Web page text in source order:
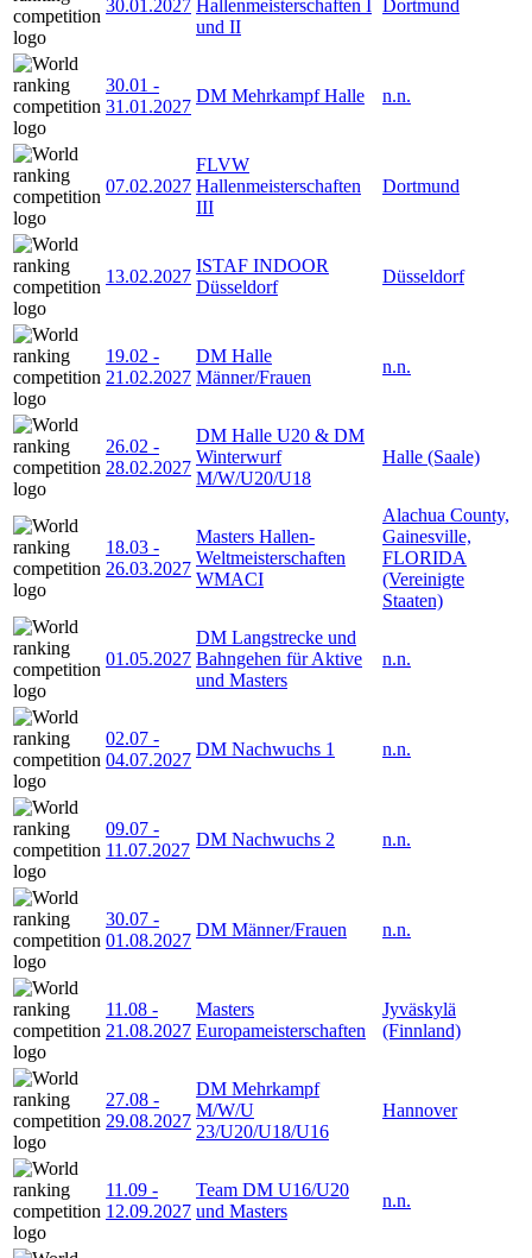
30.01.2027 Hallenmeisterschaften I
und II
Dortmund
30.01 -
31.01.2027
DM Mehrkampf Halle n.n.
07.02.2027
FLVW
Hallenmeisterschaften
III
Dortmund
13.02.2027
ISTAF INDOOR
Düsseldorf
Düsseldorf
19.02 -
21.02.2027
DM Halle
Männer/Frauen
n.n.
26.02 -
28.02.2027
DM Halle U20 & DM
Winterwurf
M/W/U20/U18
Halle (Saale)
18.03 -
26.03.2027
Masters Hallen-
Weltmeisterschaften
WMACI
Alachua County,
Gainesville,
FLORIDA
(Vereinigte
Staaten)
01.05.2027
DM Langstrecke und
Bahngehen für Aktive
und Masters
n.n.
02.07 -
04.07.2027
DM Nachwuchs 1 n.n.
09.07 -
11.07.2027
DM Nachwuchs 2 n.n.
30.07 -
01.08.2027
DM Männer/Frauen n.n.
11.08 -
21.08.2027
Masters
Europameisterschaften
Jyväskylä
(Finnland)
27.08 -
29.08.2027
DM Mehrkampf
M/W/U
23/U20/U18/U16
Hannover
11.09 -
12.09.2027
Team DM U16/U20
und Masters
n.n.